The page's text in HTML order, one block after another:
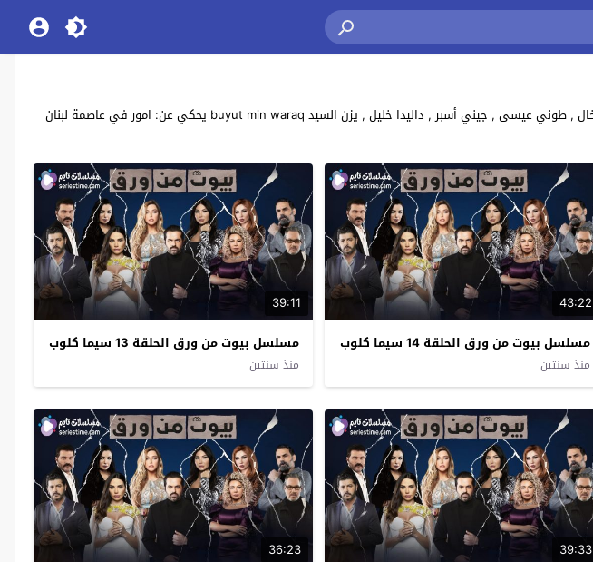
مشاهدة وتحميل جميع حلقات مسلسل الدراما والموسيقية اللبناني “بيوت من ورق” بطولة: سوزان نجم الدين , يوسف الخال , طوني عيسى , جيني أسبر , داليدا خليل , يزن السيد buyut min waraq يحكي عن: امور في عاصمة لبنان
43:22
مسلسل بيوت من ورق الحلقة 14 سيما كلوب
منذ سنتين
39:11
مسلسل بيوت من ورق الحلقة 13 سيما كلوب
منذ سنتين
39:33
36:23